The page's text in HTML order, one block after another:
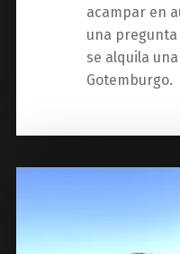
acampar en
una
se alquila
Gotemburgo.